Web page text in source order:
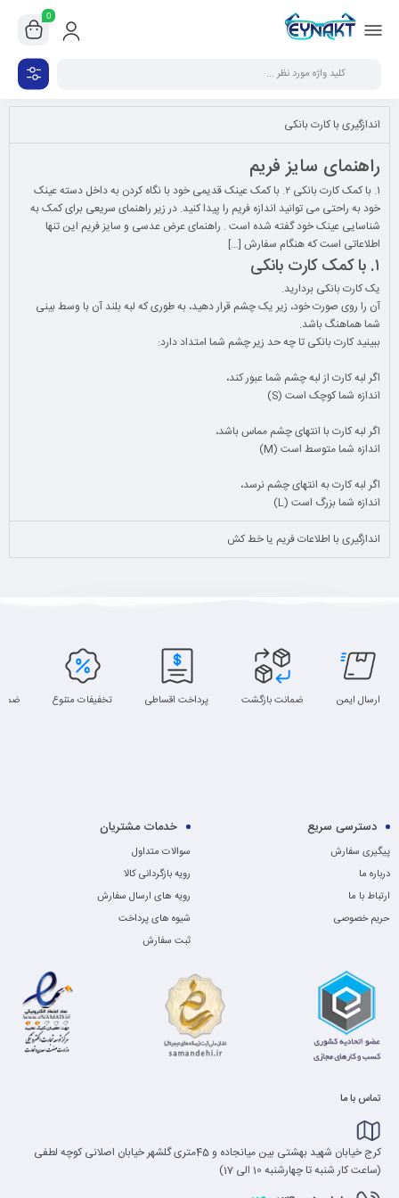
0
اندازگیری با کارت بانکی
راهنمای سایز فریم
۱. با کمک کارت بانکی ۲. با کمک عینک قدیمی خود با نگاه کردن به داخل دسته عینک
خود به راحتی می توانید اندازه فریم را پیدا کنید. در زیر راهنمای سریعی برای کمک به
شناسایی عینک خود گفته شده است . راهنمای عرض عدسی و سایز فریم این تنها
اطلاعاتی است که هنگام سفارش […]
۱. با کمک کارت بانکی
یک کارت بانکی بردارید.
آن را روی صورت خود، زیر یک چشم قرار دهید، به طوری که لبه بلند آن با وسط بینی
شما هماهنگ باشد.
ببینید کارت بانکی تا چه حد زیر چشم شما امتداد دارد:
اگر لبه کارت از لبه چشم شما عبور کند،
اندازه شما کوچک است (S)
اگر لبه کارت با انتهای چشم مماس باشد،
اندازه شما متوسط است (M)
اگر لبه کارت به انتهای چشم نرسد،
اندازه شما بزرگ است (L)
اندازگیری با اطلاعات فریم یا خط کش
ارسال ایمن ضمانت بازگشت پرداخت اقساطی تخفیفات متنوع
دسترسی سریع
پیگیری سفارش
درباره ما
ارتباط با ما
حریم خصوصی
خدمات مشتریان
سوالات متداول
رویه بازگردانی کالا
رویه های ارسال سفارش
شیوه های پرداخت
ثبت سفارش
تماس با ما
کرج خیابان شهید بهشتی بین میانجاده و 45متری گلشهر خیابان اصلانی کوچه لطفی
(ساعت کار شنبه تا چهارشنبه 10 الی 17)